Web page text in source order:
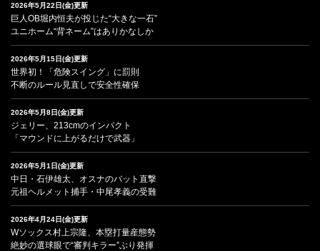
2026年5月22日(金)更新
巨人OB堀内恒夫が投じた“大きな一石”
ユニホーム“背ネーム”はありかなしか
2026年5月15日(金)更新
世界初！「危険スイング」に罰則
不断のルール見直しで安全性確保
2026年5月8日(金)更新
ジェリー、213cmのインパクト
「マウンドに上がるだけで武器」
2026年5月1日(金)更新
中日・石伊雄太、オスナのバット直撃
元祖ヘルメット捕手・中尾孝義の受難
2026年4月24日(金)更新
Wソックス村上宗隆、本塁打量産態勢
絶妙の選球眼で“審判キラー”ぶり発揮